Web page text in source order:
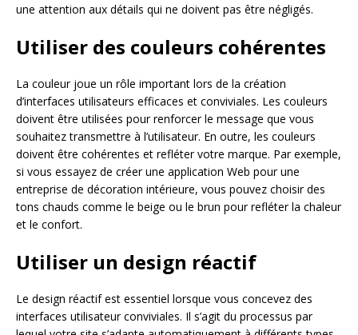
une attention aux détails qui ne doivent pas être négligés.
Utiliser des couleurs cohérentes
La couleur joue un rôle important lors de la création
d’interfaces utilisateurs efficaces et conviviales. Les couleurs
doivent être utilisées pour renforcer le message que vous
souhaitez transmettre à l’utilisateur. En outre, les couleurs
doivent être cohérentes et refléter votre marque. Par exemple,
si vous essayez de créer une application Web pour une
entreprise de décoration intérieure, vous pouvez choisir des
tons chauds comme le beige ou le brun pour refléter la chaleur
et le confort.
Utiliser un design réactif
Le design réactif est essentiel lorsque vous concevez des
interfaces utilisateur conviviales. Il s’agit du processus par